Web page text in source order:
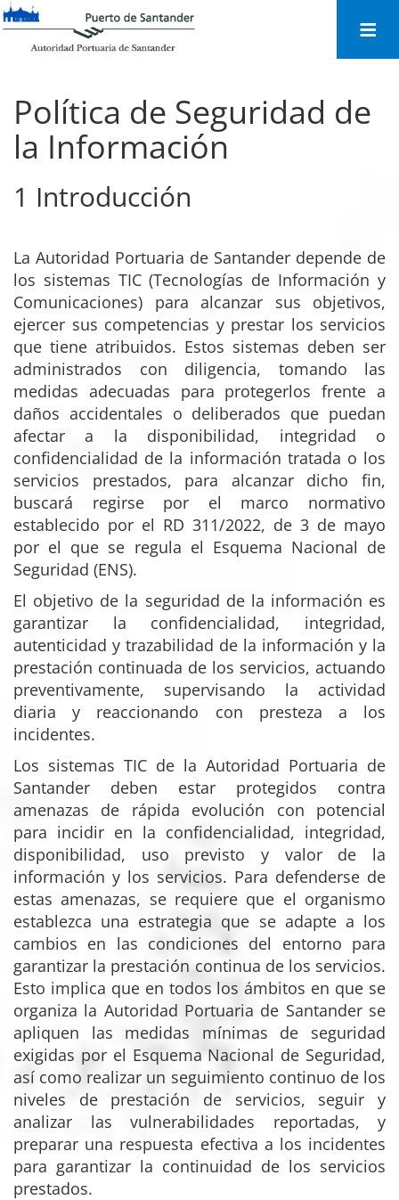
Política de Seguridad de
la Información
1 Introducción
La Autoridad Portuaria de Santander depende de
los sistemas TIC (Tecnologías de Información y
Comunicaciones) para alcanzar sus objetivos,
ejercer sus competencias y prestar los servicios
que tiene atribuidos. Estos sistemas deben ser
administrados con diligencia, tomando las
medidas adecuadas para protegerlos frente a
daños accidentales o deliberados que puedan
afectar a la disponibilidad, integridad o
confidencialidad de la información tratada o los
servicios prestados, para alcanzar dicho fin,
buscará regirse por el marco normativo
establecido por el RD 311/2022, de 3 de mayo
por el que se regula el Esquema Nacional de
Seguridad (ENS).
El objetivo de la seguridad de la información es
garantizar la confidencialidad, integridad,
autenticidad y trazabilidad de la información y la
prestación continuada de los servicios, actuando
preventivamente, supervisando la actividad
diaria y reaccionando con presteza a los
incidentes.
Los sistemas TIC de la Autoridad Portuaria de
Santander deben estar protegidos contra
amenazas de rápida evolución con potencial
para incidir en la confidencialidad, integridad,
disponibilidad, uso previsto y valor de la
información y los servicios. Para defenderse de
estas amenazas, se requiere que el organismo
establezca una estrategia que se adapte a los
cambios en las condiciones del entorno para
garantizar la prestación continua de los servicios.
Esto implica que en todos los ámbitos en que se
organiza la Autoridad Portuaria de Santander se
apliquen las medidas mínimas de seguridad
exigidas por el Esquema Nacional de Seguridad,
así como realizar un seguimiento continuo de los
niveles de prestación de servicios, seguir y
analizar las vulnerabilidades reportadas, y
preparar una respuesta efectiva a los incidentes
para garantizar la continuidad de los servicios
prestados.